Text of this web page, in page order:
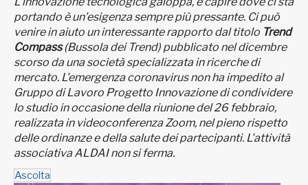
portando è un’esigenza sempre più pressante. Ci può
venire in aiuto un interessante rapporto dal titolo Trend
Compass(Bussola dei Trend) pubblicato nel dicembre
scorso da una società specializzata in ricerche di
mercato. L'emergenza coronavirus non ha impedito al
Gruppo di Lavoro Progetto Innovazione di condividere
lo studio in occasione della riunione del 26 febbraio,
realizzata in videoconferenza Zoom, nel pieno rispetto
delle ordinanze e della salute dei partecipanti. L'attività
associativa ALDAI non si ferma.
Ascolta